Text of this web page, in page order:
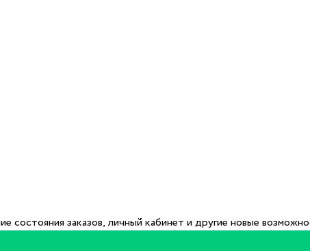
состояния заказов, личный кабинет и другие новые